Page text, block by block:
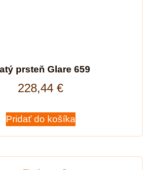
prsteň Glare 659
228,44 €
Pridať do košíka